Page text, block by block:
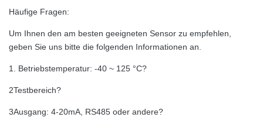
Häufige Fragen:
Um Ihnen den am besten geeigneten Sensor zu empfehlen,
geben Sie uns bitte die folgenden Informationen an.
1. Betriebstemperatur: -40 ~ 125 °C?
2Testbereich?
3Ausgang: 4-20mA, RS485 oder andere?